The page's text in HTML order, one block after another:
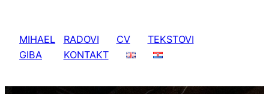
MIHAEL
GIBA
RADOVI CV
TEKSTOVI
KONTAKT